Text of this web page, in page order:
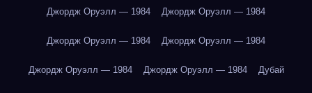
Джордж Оруэлл — 1984 Джордж Оруэлл — 1984
Джордж Оруэлл — 1984 Джордж Оруэлл — 1984
Джордж Оруэлл — 1984 Джордж Оруэлл — 1984 Дубай